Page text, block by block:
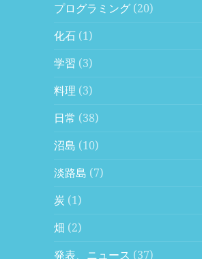
プログラミング (20)
化石 (1)
学習 (3)
料理 (3)
日常 (38)
沼島 (10)
淡路島 (7)
炭 (1)
畑 (2)
発表、ニュース (37)